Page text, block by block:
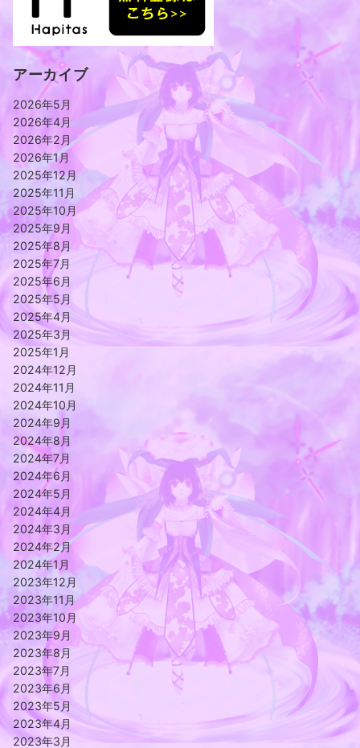
アーカイブ
2026年5月
2026年4月
2026年2月
2026年1月
2025年12月
2025年11月
2025年10月
2025年9月
2025年8月
2025年7月
2025年6月
2025年5月
2025年4月
2025年3月
2025年1月
2024年12月
2024年11月
2024年10月
2024年9月
2024年8月
2024年7月
2024年6月
2024年5月
2024年4月
2024年3月
2024年2月
2024年1月
2023年12月
2023年11月
2023年10月
2023年9月
2023年8月
2023年7月
2023年6月
2023年5月
2023年4月
2023年3月